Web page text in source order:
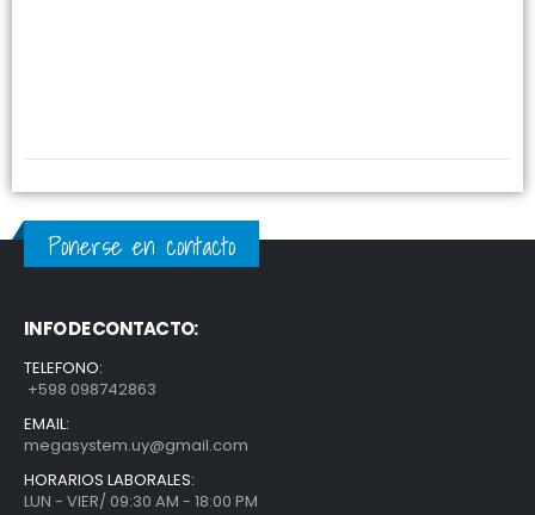
Ponerse en contacto
INFO DE CONTACTO:
TELEFONO:
+598 098742863
EMAIL:
megasystem.uy@gmail.com
HORARIOS LABORALES:
LUN - VIER/ 09:30 AM - 18:00 PM